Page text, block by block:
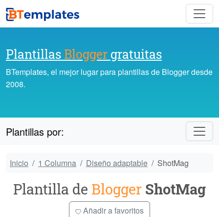
Plantillas Blogger gratuitas
BTemplates, el mejor lugar para plantillas de Blogger desde
2008.
Plantillas por:
Inicio 1 Columna Diseño adaptable ShotMag
Plantilla de Blogger ShotMag
Añadir a favoritos